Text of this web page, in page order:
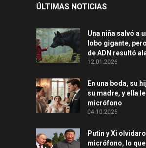
ÚLTIMAS NOTICIAS
Una niña salvó a
lobo gigante,
de ADN resultó
12.01.2026
En una boda, su
su madre, y ella
micrófono
04.10.2025
Putin y Xi
micrófono, lo